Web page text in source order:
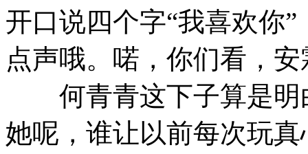
开口说四个字“我喜欢你
点声哦。喏，你们看，
何青青这下子算是明
她呢，谁让以前每次玩